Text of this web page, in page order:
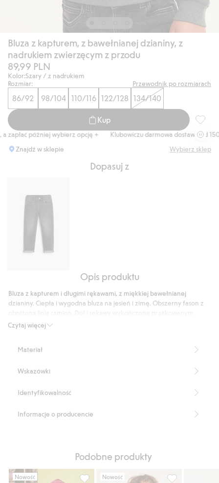
Bluza z kapturem, z bawełnianej dzianiny, z
nadrukiem zwierzęcym z przodu
89,99 PLN
Kolor:Szary / z nadrukiem
Rozmiar:
Przewodnik po rozmiarach
86/92 98/104 110/116 122/128 134/140
Kup
Bluza
później wybierz opcję +
Klubowiczu darmowa dostawa od 150 zł
Znajdź w sklepie
Wybierz sklep
Dopasuj z
Opis produktu
Czytaj więcej
Bluza z kapturem i długimi rękawami, z miękkiej bawełnianej
dzianiny. Ciepła i wygodna bluza na jesień i zimę. Obszerny fason z
ściągaczem. Duży nadruk z przodu, ze zwierzęcym motywem i
Numer artykułu
Materiał
Wskazówki
Identyfikowalność
Informacje o producencie
Podobne produkty
Nowość Nowość